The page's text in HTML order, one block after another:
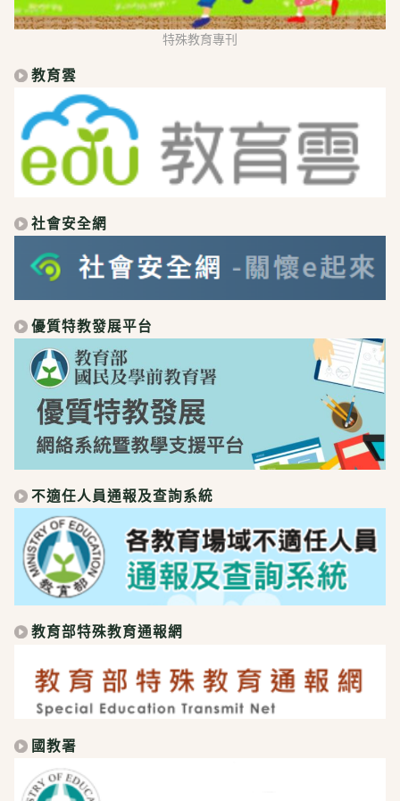
特殊教育專刊
教育雲
社會安全網
優質特教發展平台
不適任人員通報及查詢系統
教育部特殊教育通報網
國教署